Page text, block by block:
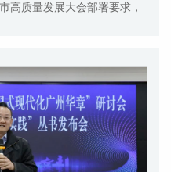
高质量发展大会部署要求，